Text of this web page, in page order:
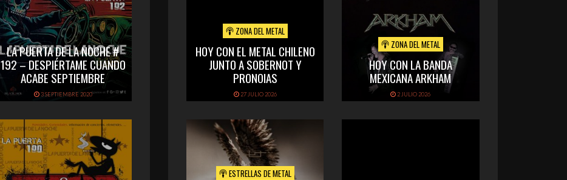
LA PUERTA DE LA NOCHE #
192 – DESPIÉRTAME CUANDO
ACABE SEPTIEMBRE
3 SEPTIEMBRE 2020
ZONA DEL METAL
HOY CON EL METAL CHILENO
JUNTO A SOBERNOT Y
PRONOIAS
27 JULIO 2026
ZONA DEL METAL
HOY CON LA BANDA
MEXICANA ARKHAM
2 JULIO 2026
ESTRELLAS DE METAL